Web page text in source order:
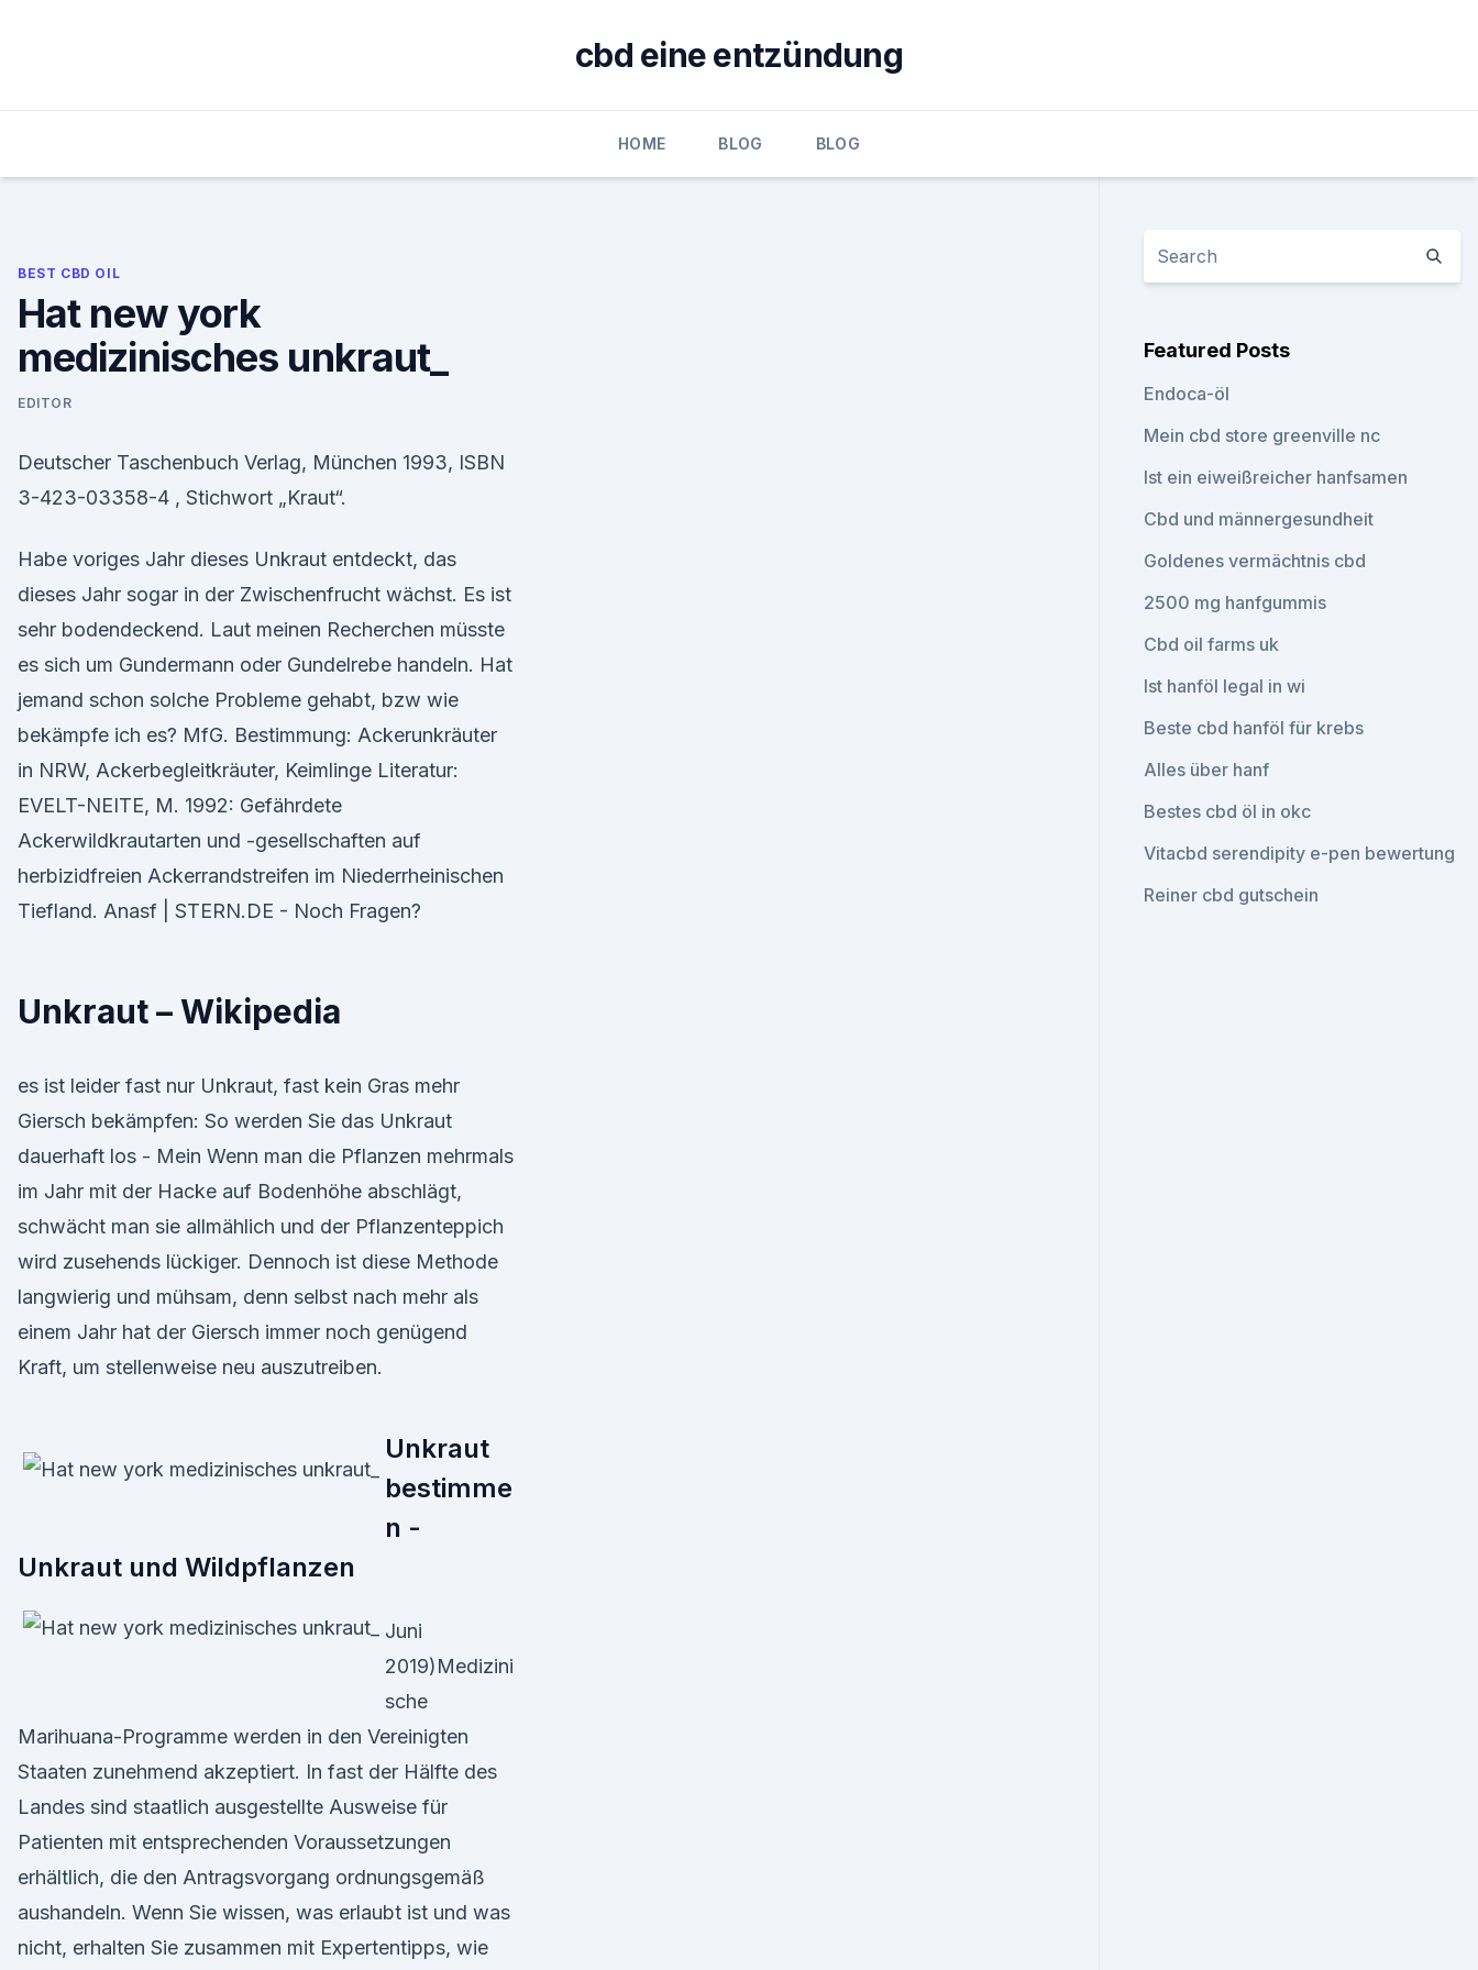
cbd eine entzündung
HOME BLOG BLOG
BEST CBD OIL
Hat new york
medizinisches unkraut_
EDITOR
Deutscher Taschenbuch Verlag, München 1993, ISBN
3-423-03358-4 , Stichwort „Kraut“.
Habe voriges Jahr dieses Unkraut entdeckt, das
dieses Jahr sogar in der Zwischenfrucht wächst. Es ist
sehr bodendeckend. Laut meinen Recherchen müsste
es sich um Gundermann oder Gundelrebe handeln. Hat
jemand schon solche Probleme gehabt, bzw wie
bekämpfe ich es? MfG. Bestimmung: Ackerunkräuter
in NRW, Ackerbegleitkräuter, Keimlinge Literatur:
EVELT-NEITE, M. 1992: Gefährdete
Ackerwildkrautarten und -gesellschaften auf
herbizidfreien Ackerrandstreifen im Niederrheinischen
Tiefland. Anasf | STERN.DE - Noch Fragen?
Unkraut – Wikipedia
es ist leider fast nur Unkraut, fast kein Gras mehr
Giersch bekämpfen: So werden Sie das Unkraut
dauerhaft los - Mein Wenn man die Pflanzen mehrmals
im Jahr mit der Hacke auf Bodenhöhe abschlägt,
schwächt man sie allmählich und der Pflanzenteppich
wird zusehends lückiger. Dennoch ist diese Methode
langwierig und mühsam, denn selbst nach mehr als
einem Jahr hat der Giersch immer noch genügend
Kraft, um stellenweise neu auszutreiben.
Unkraut
bestimme
n -
Unkraut und Wildpflanzen
Juni
2019)Medizini
sche
Marihuana-Programme werden in den Vereinigten
Staaten zunehmend akzeptiert. In fast der Hälfte des
Landes sind staatlich ausgestellte Ausweise für
Patienten mit entsprechenden Voraussetzungen
erhältlich, die den Antragsvorgang ordnungsgemäß
aushandeln. Wenn Sie wissen, was erlaubt ist und was
nicht, erhalten Sie zusammen mit Expertentipps, wie
Featured Posts
Endoca-öl
Mein cbd store greenville nc
Ist ein eiweißreicher hanfsamen
Cbd und männergesundheit
Goldenes vermächtnis cbd
2500 mg hanfgummis
Cbd oil farms uk
Ist hanföl legal in wi
Beste cbd hanföl für krebs
Alles über hanf
Bestes cbd öl in okc
Vitacbd serendipity e-pen bewertung
Reiner cbd gutschein